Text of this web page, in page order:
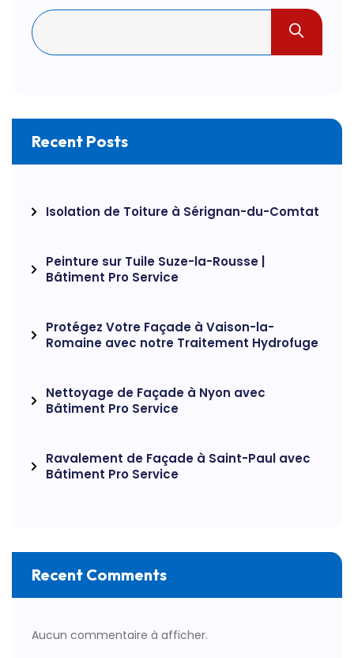
Recent Posts
Isolation de Toiture à Sérignan-du-Comtat
Peinture sur Tuile Suze-la-Rousse |
Bâtiment Pro Service
Protégez Votre Façade à Vaison-la-
Romaine avec notre Traitement Hydrofuge
Nettoyage de Façade à Nyon avec
Bâtiment Pro Service
Ravalement de Façade à Saint-Paul avec
Bâtiment Pro Service
Recent Comments
Aucun commentaire à afficher.